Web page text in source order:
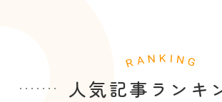
人気記事ランキ